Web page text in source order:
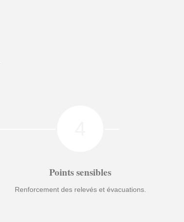
Points sensibles
Renforcement des relevés et évacuations.